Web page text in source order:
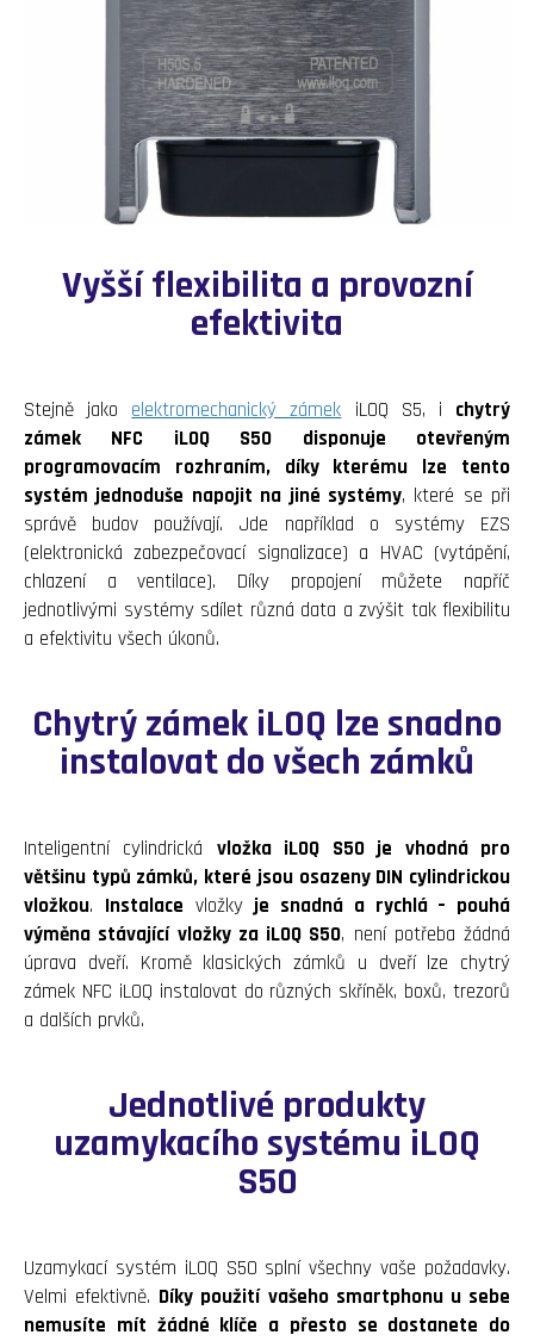
Vyšší flexibilita a provozní
efektivita
Stejně jako elektromechanický zámek iLOQ S5, i chytrý
zámek NFC iLOQ S50 disponuje otevřeným
programovacím rozhraním, díky kterému lze tento
systém jednoduše napojit na jiné systémy, které se při
správě budov používají. Jde například o systémy EZS
(elektronická zabezpečovací signalizace) a HVAC (vytápění,
chlazení a ventilace). Díky propojení můžete napříč
jednotlivými systémy sdílet různá data a zvýšit tak flexibilitu
a efektivitu všech úkonů.
Chytrý zámek iLOQ lze snadno
instalovat do všech zámků
Inteligentní cylindrická vložka iLOQ S50 je vhodná pro
většinu typů zámků, které jsou osazeny DIN cylindrickou
vložkou. Instalace vložkyje snadná a rychlá – pouhá
výměna stávající vložky za iLOQ S50, není potřeba žádná
úprava dveří. Kromě klasických zámků u dveří lze chytrý
zámek NFC iLOQ instalovat do různých skříněk, boxů, trezorů
a dalších prvků.
Jednotlivé produkty
uzamykacího systému iLOQ
S50
Uzamykací systém iLOQ S50 splní všechny vaše požadavky.
Velmi efektivně. Díky použití vašeho smartphonu u sebe
nemusíte mít žádné klíče a přesto se dostanete do